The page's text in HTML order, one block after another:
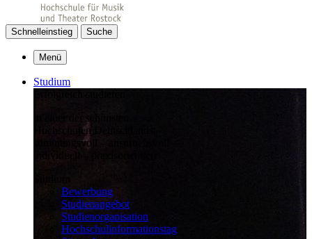
Schnelleinstieg Suche
Menü
Studium
in einer der schönsten
Hochschulen Deutschlands:
stimmungsvoll – anspruchsvoll –
individuell – praxisorientiert
Bewerbung
Studienangebot
Studienorganisation
Hochschulinformationstag